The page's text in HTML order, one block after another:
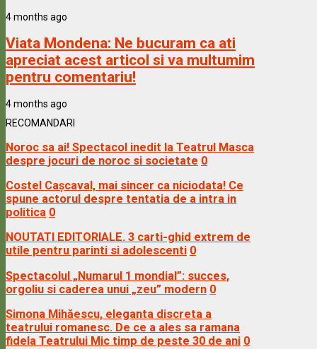
4 months ago
Viata Mondena: Ne bucuram ca ati
apreciat acest articol si va multumim
pentru comentariu!
4 months ago
RECOMANDARI
Noroc sa ai! Spectacol inedit la Teatrul Masca
despre jocuri de noroc si societate 0
Costel Cașcaval, mai sincer ca niciodata! Ce
spune actorul despre tentatia de a intra in
politica 0
NOUTATI EDITORIALE. 3 carti-ghid extrem de
utile pentru parinti si adolescenti 0
Spectacolul „Numarul 1 mondial”: succes,
orgoliu si caderea unui „zeu” modern 0
Simona Mihăescu, eleganta discreta a
teatrului romanesc. De ce a ales sa ramana
fidela Teatrului Mic timp de peste 30 de ani 0